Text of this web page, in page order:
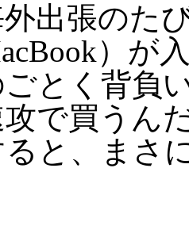
出張のた
）が
とく背負
攻で買うん
ると、まさ